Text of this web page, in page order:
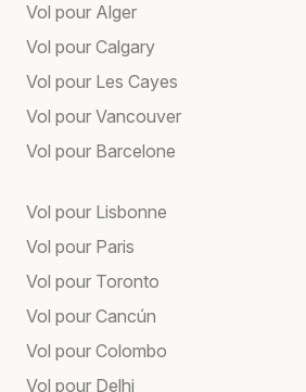
Vol pour Alger
Vol pour Calgary
Vol pour Les Cayes
Vol pour Vancouver
Vol pour Barcelone
Vol pour Lisbonne
Vol pour Paris
Vol pour Toronto
Vol pour Cancún
Vol pour Colombo
Vol pour Delhi